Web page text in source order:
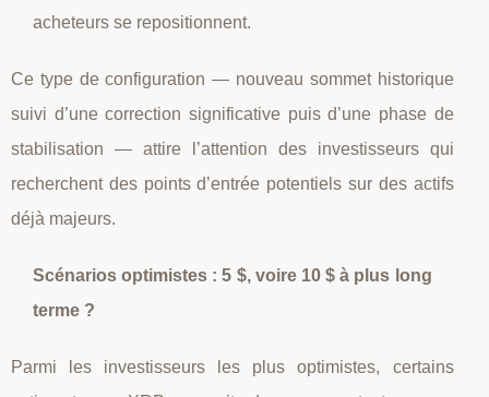
acheteurs se repositionnent.
Ce type de configuration — nouveau sommet historique
suivi d’une correction significative puis d’une phase de
stabilisation — attire l’attention des investisseurs qui
recherchent des points d’entrée potentiels sur des actifs
déjà majeurs.
Scénarios optimistes : 5 $, voire 10 $ à plus long
terme ?
Parmi les investisseurs les plus optimistes, certains